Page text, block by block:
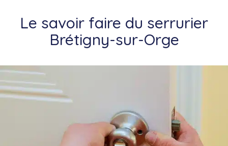
Le savoir faire du serrurier
Brétigny-sur-Orge